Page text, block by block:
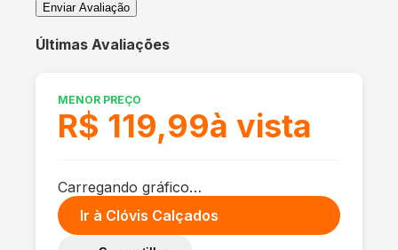
Enviar Avaliação
Últimas Avaliações
MENOR PREÇO
R$ 119,99à vista
Carregando gráfico…
Ir à Clóvis Calçados